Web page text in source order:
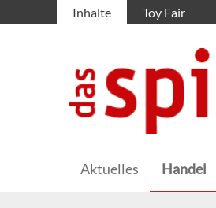
Inhalte Toy Fair
Aktuelles Handel